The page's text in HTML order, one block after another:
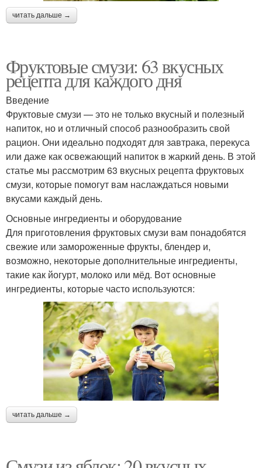
читать дальше →
Фруктовые смузи: 63 вкусных
рецепта для каждого дня
Введение
Фруктовые смузи — это не только вкусный и полезный
напиток, но и отличный способ разнообразить свой
рацион. Они идеально подходят для завтрака, перекуса
или даже как освежающий напиток в жаркий день. В этой
статье мы рассмотрим 63 вкусных рецепта фруктовых
смузи, которые помогут вам наслаждаться новыми
вкусами каждый день.
Основные ингредиенты и оборудование
Для приготовления фруктовых смузи вам понадобятся
свежие или замороженные фрукты, блендер и,
возможно, некоторые дополнительные ингредиенты,
такие как йогурт, молоко или мёд. Вот основные
ингредиенты, которые часто используются:
читать дальше →